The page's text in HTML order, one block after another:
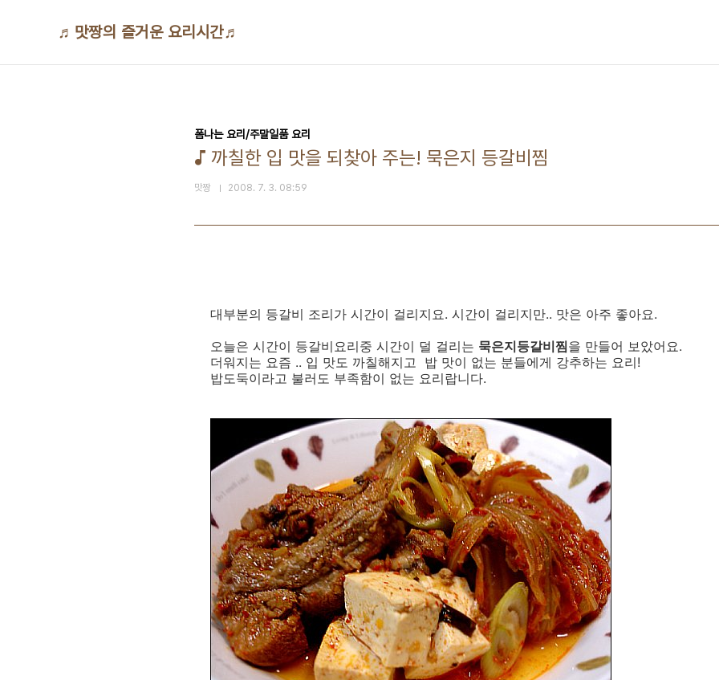
♬맛짱의 즐거운 요리시간♬
폼나는 요리/주말일품 요리
♪ 까칠한 입 맛을 되찾아 주는! 묵은지 등갈비찜
맛짱 2008. 7. 3. 08:59
대부분의 등갈비 조리가 시간이 걸리지요. 시간이 걸리지만.. 맛은 아주 좋아요.
오늘은 시간이 등갈비요리중 시간이 덜 걸리는 묵은지등갈비찜을 만들어 보았어요.
더워지는 요즘 .. 입 맛도 까칠해지고 밥 맛이 없는 분들에게 강추하는 요리!
밥도둑이라고 불러도 부족함이 없는 요리랍니다.